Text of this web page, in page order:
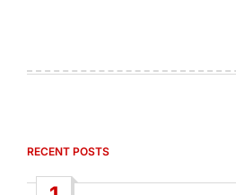
RECENT POSTS